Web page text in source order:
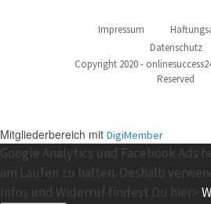
Impressum
Datenschutz
Copyright 2020 -
Reserved
Mitgliederbereich mit DigiMember
Google Analytics und Facebook Ads
am Laufen zu halten. Deshalb
Infos und Widerruf findest Du hier>